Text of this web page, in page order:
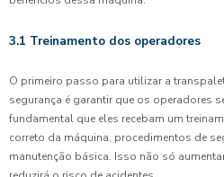
3.1 Treinamento dos operadores
O primeiro passo para utilizar a
segurança é garantir que os operadores
fundamental que eles recebam um
correto da máquina, procedimentos de
manutenção básica. Isso não só